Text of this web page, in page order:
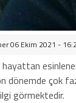
06 Ekim 2021 -
hayattan
dönemde çok
görmektedir.